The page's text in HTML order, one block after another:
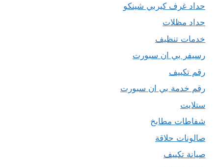
حداد غرف كيربي شينكو
حداد مظلات
خدمات تنظيف
رسيفر بي ان سبورت
رقم تكييف
رقم خدمة بي ان سبورت
ستلايت
شفاطات مطابخ
صالونات حلاقة
صيانة تكييف